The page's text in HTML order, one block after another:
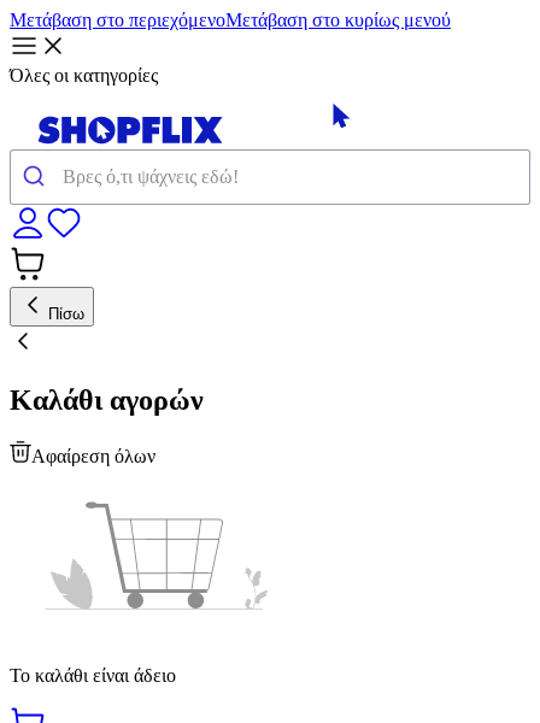
Μετάβαση στο περιεχόμενοΜετάβαση στο κυρίως μενού
Όλες οι κατηγορίες
Πίσω
Καλάθι αγορών
Αφαίρεση όλων
Το καλάθι είναι άδειο